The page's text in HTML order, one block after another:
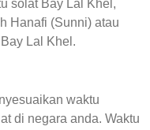
solat Bay Lal Khel,
Hanafi (Sunni) atau
Lal Khel.
waktu
di negara anda. Waktu